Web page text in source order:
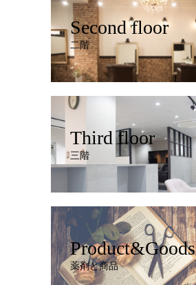
Second floor
二階
Third floor
三階
Product&Goods
薬剤と商品